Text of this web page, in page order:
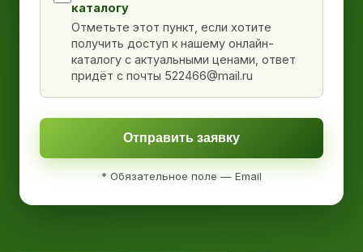
каталогу
Отметьте этот пункт, если хотите
получить доступ к нашему онлайн-
каталогу с актуальными ценами, ответ
придёт с почты 522466@mail.ru
Отправить заявку
* Обязательное поле — Email